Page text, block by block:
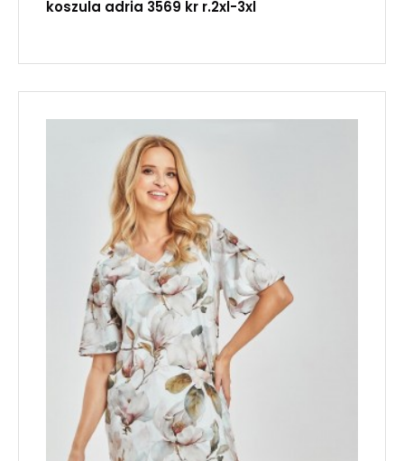
koszula adria 3569 kr r.2xl-3xl